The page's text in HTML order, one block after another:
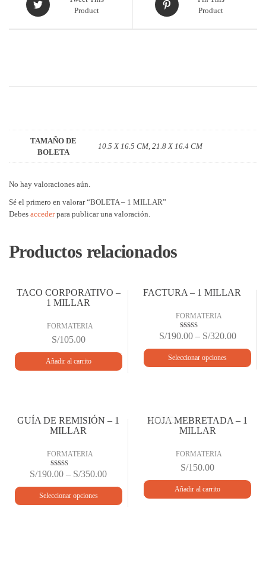
Product
Product
TAMAÑO DE
BOLETA
10.5 X 16.5 CM, 21.8 X 16.4 CM
No hay valoraciones aún.
Sé el primero en valorar “BOLETA – 1 MILLAR”
Debes accederpara publicar una valoración.
Productos relacionados
TACO CORPORATIVO –
1 MILLAR
FORMATERIA
S/105.00
Añadir al carrito
FACTURA – 1 MILLAR
FORMATERIA
Valora
do en
2.52
de 5
S/190.00– S/320.00
Seleccionar opciones
GUÍA DE REMISIÓN – 1
MILLAR
FORMATERIA
Valor
ado
en
2.43
de 5
S/190.00 – S/350.00
Seleccionar opciones
HOJA MEBRETADA – 1
MILLAR
FORMATERIA
S/150.00
Añadir al carrito